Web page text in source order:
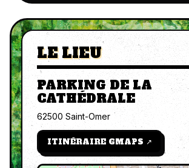
LE LIEU
PARKING DE LA
CATHÉDRALE
62500 Saint-Omer
ITINÉRAIRE GMAPS ↗